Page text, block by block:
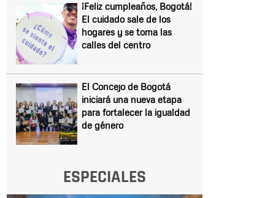
¡Feliz cumpleaños, Bogotá!
El cuidado sale de los
hogares y se toma las
calles del centro
El Concejo de Bogotá
iniciará una nueva etapa
para fortalecer la igualdad
de género
ESPECIALES